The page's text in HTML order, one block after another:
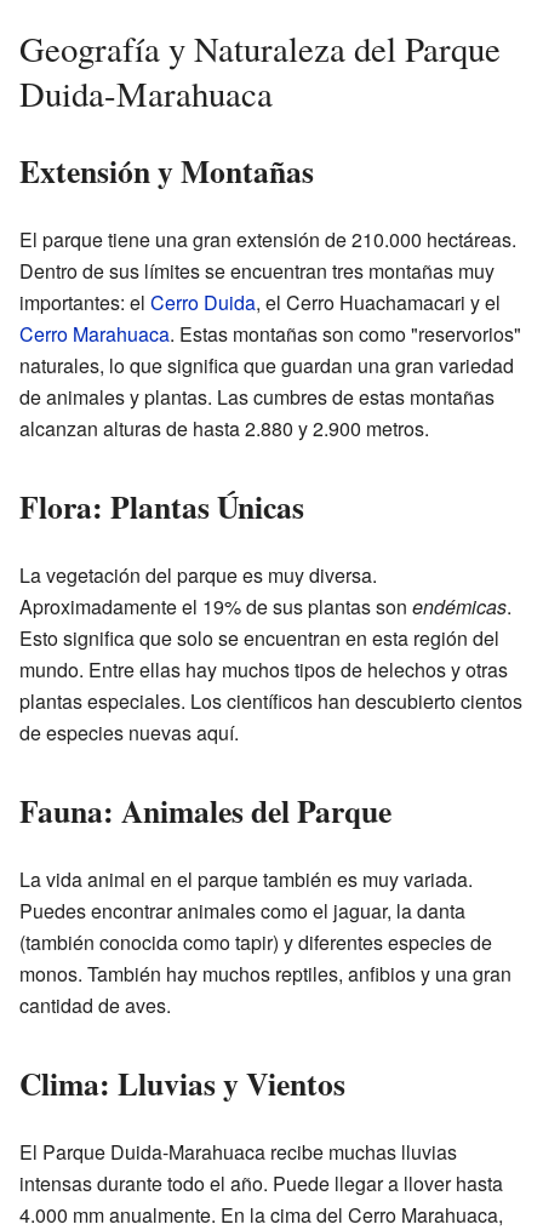
Geografía y Naturaleza del Parque
Duida-Marahuaca
Extensión y Montañas
El parque tiene una gran extensión de 210.000 hectáreas.
Dentro de sus límites se encuentran tres montañas muy
importantes: el Cerro Duida, el Cerro Huachamacari y el
Cerro Marahuaca. Estas montañas son como "reservorios"
naturales, lo que significa que guardan una gran variedad
de animales y plantas. Las cumbres de estas montañas
alcanzan alturas de hasta 2.880 y 2.900 metros.
Flora: Plantas Únicas
La vegetación del parque es muy diversa.
Aproximadamente el 19% de sus plantas son endémicas.
Esto significa que solo se encuentran en esta región del
mundo. Entre ellas hay muchos tipos de helechos y otras
plantas especiales. Los científicos han descubierto cientos
de especies nuevas aquí.
Fauna: Animales del Parque
La vida animal en el parque también es muy variada.
Puedes encontrar animales como el jaguar, la danta
(también conocida como tapir) y diferentes especies de
monos. También hay muchos reptiles, anfibios y una gran
cantidad de aves.
Clima: Lluvias y Vientos
El Parque Duida-Marahuaca recibe muchas lluvias
intensas durante todo el año. Puede llegar a llover hasta
4.000 mm anualmente. En la cima del Cerro Marahuaca,